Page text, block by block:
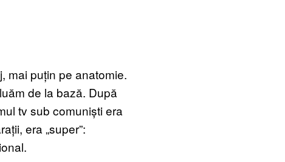
mai puțin pe anatomie.
de la bază. După
tv sub comuniști era
era „super”: